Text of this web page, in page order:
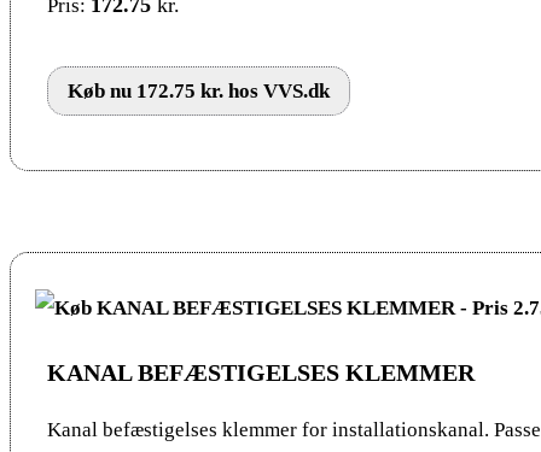
Pris:
Køb nu 172.75 kr. hos VVS.dk
KANAL BEFÆSTIGELSES KLEMMER
Kanal befæstigelses klemmer for installationskanal.